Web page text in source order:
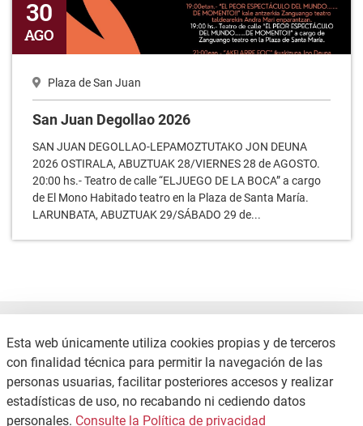
Plaza de San Juan
San Juan Degollao 2026
SAN JUAN DEGOLLAO-LEPAMOZTUTAKO JON DEUNA
2026 OSTIRALA, ABUZTUAK 28/VIERNES 28 de AGOSTO.
de El Mono Habitado teatro en la Plaza de Santa María.
LARUNBATA, ABUZTUAK 29/SÁBADO 29 de...
CONTACTO
POLÍTICA DE PRIVACIDAD
MAPA WEB
Copyright © 2026 / Excmo. agurain | Todos los derechos reservados.
Esta web únicamente utiliza cookies propias y de terceros
con finalidad técnica para permitir la navegación de las
personas usuarias, facilitar posteriores accesos y realizar
estadísticas de uso, no recabando ni cediendo datos
personales. Consulte la Política de privacidad